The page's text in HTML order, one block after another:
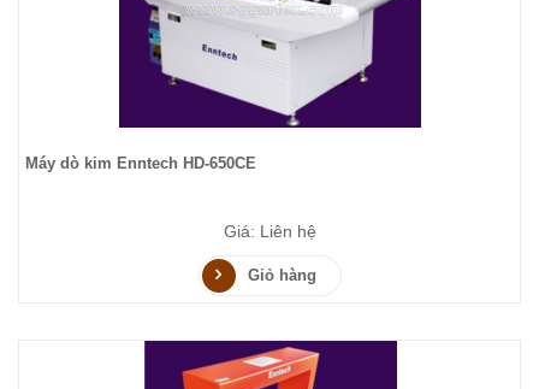
Máy dò kim Enntech HD-650CE
Giá: Liên hệ
Giỏ hàng